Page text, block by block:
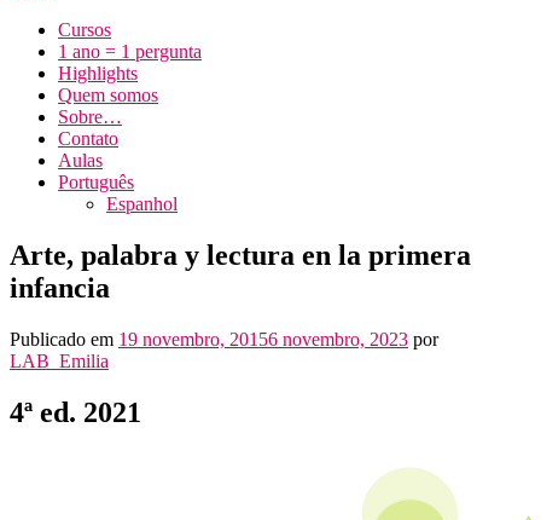
Cursos
1 ano = 1 pergunta
Highlights
Quem somos
Sobre…
Contato
Aulas
Português
Espanhol
Arte, palabra y lectura en la primera
infancia
Publicado em 19 novembro, 20156 novembro, 2023 por
LAB_Emilia
4ª ed. 2021